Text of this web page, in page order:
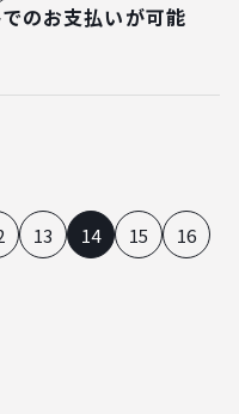
のお支払いが可能
13 14 15
16